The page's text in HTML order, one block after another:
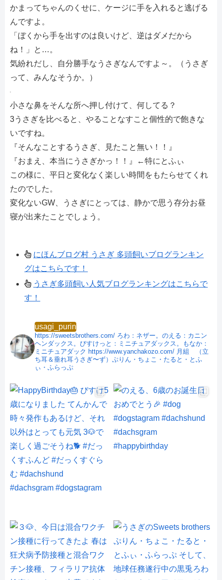
かまってちゃんのくせに、ケージに手を入れると逃げる
んですよ。
「ぼくから手を出すのは良いけど、逆はダメだから
ね！」と…。
気紛れだし、自分勝手なうさぎなんですよ～。（うさぎ
って、みんなそうか。）
小さな鼻をそんな所へ押し付けて、何してる？
3うさぎを比べると、やることなすこと個性的で飽きな
いですね。
『そんなことするうさぎ、見たこと無い！！』
『おまえ、本当にうさぎかっ！！』←特にとふぃ
この様に、平日と変化なく楽しい時間をもたらせてくれ
たのでした。
変化ないGW、うさぎにとっては、静かで思う存分お昼
寝が出来たことでしょう。
にほんブログ村 うさぎ 多頭飼いブログランキン
グはこちらです！
うさぎ多頭飼い人気ブログランキングはこちらで
す！
usagi_purin
https://sweetsbrothers.com/ ろわ：ネザー。のえる：カニン
ヘンダックス。びすけっと：ミニチュアダックス。もなか：
ミニチュアダック https://www.yanchakozo.com/ 月組 （立
ち耳＆垂れ耳うさぎ〜ず）ぷりん・ちょこ・たると・とふ
ぃ・ふらっぷ